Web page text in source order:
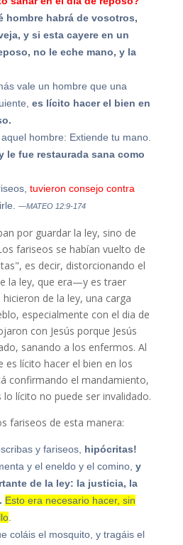
hombre habrá de vosotros,
y si esta cayere en un
no le eche mano, y la
vale un hombre que una
es lícito hacer el bien en
hombre: Extiende tu mano.
le fue restaurada sana como
tuvieron consejo contra
—MATEO 12:9-174
por guardar la ley, sino de
fariseos se habían vuelto de
es decir, distorcionando el
la ley, que era—y es traer
de la ley, una carga
especialmente con el dia de
con Jesús porque Jesús
sanando a los enfermos. Al
es lícito hacer el bien en los
confirmando el mandamiento,
lícito no puede ser invalidado.
fariseos de esta manera:
y fariseos, hipócritas!
y el eneldo y el comino, y
de la ley: la justicia, la
Esto era necesario hacer, sin
.
coláis el mosquito, y tragáis el